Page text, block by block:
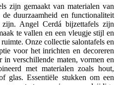
zijn gemaakt van materialen van
duurzaamheid en functionaliteit
zijn. Angel Cerdá bijzettafels zijn
te vallen en een vleugje stijl en
Onze collectie salontafels en
voor het inrichten en decoreren
verschillende maten, vormen en
met materialen zoals hout,
glas. Essentiële stukken om een